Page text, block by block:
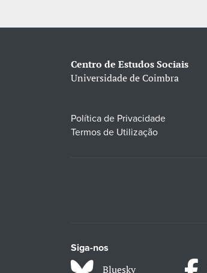
Centro de Estudos Sociais
Universidade de Coimbra
Política de Privacidade
Termos de Utilização
Siga-nos
Bluesky